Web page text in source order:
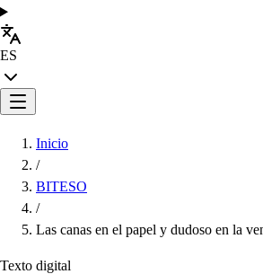
ES
Inicio
/
BITESO
/
Las canas en el papel y dudoso en la
Texto digital